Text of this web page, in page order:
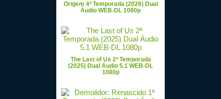
Origem 4ª Temporada (2026) Dual
Áudio WEB-DL 1080p
The Last of Us 2ª Temporada
(2025) Dual Áudio 5.1 WEB-DL
1080p